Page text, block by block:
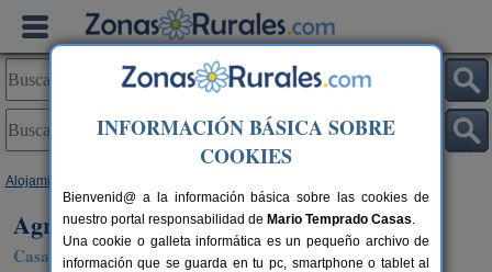
Alojamientos
Agroturismo Etxebarri
Casa Rural en Oleta (Álava)
INFORMACIÓN BÁSICA SOBRE
COOKIES
Bienvenid@ a la información básica sobre las cookies de
nuestro portal responsabilidad de Mario Temprado Casas.
Una cookie o galleta informática es un pequeño archivo de
información que se guarda en tu pc, smartphone o tablet al